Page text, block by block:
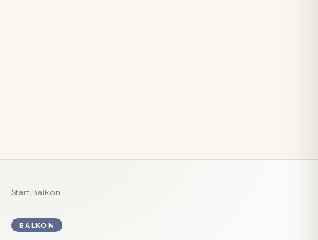
Start›Balkon
BALKON